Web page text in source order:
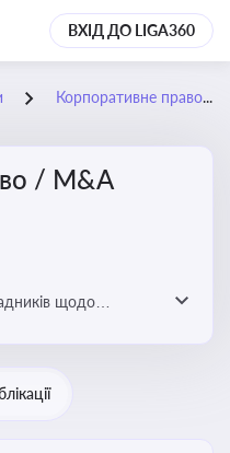
ВХІД ДО LIGA360
Корпоративне право / M&A
/ M&A
щодо
акціонерів,
корпоративне